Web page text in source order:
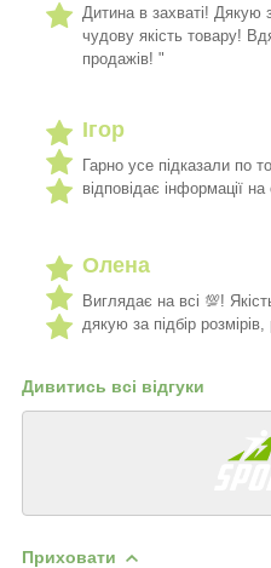
Дитина в захваті! Дякую
чудову якість товару!
продажів! "
Ігор
Гарно усе підказали по
відповідає інформації на
Олена
Виглядає на всі 💯!
дякую за підбір
Дивитись всі відгуки
Приховати